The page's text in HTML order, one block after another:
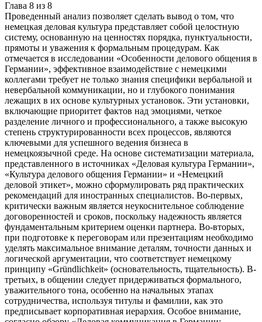
Глава 8 из 8
Проведенный анализ позволяет сделать вывод о том, что
немецкая деловая культура представляет собой целостную
систему, основанную на ценностях порядка, пунктуальности,
прямоты и уважения к формальным процедурам. Как
отмечается в исследовании «Особенности делового общения в
Германии», эффективное взаимодействие с немецкими
коллегами требует не только знания специфики вербальной и
невербальной коммуникации, но и глубокого понимания
лежащих в их основе культурных установок. Эти установки,
включающие приоритет фактов над эмоциями, четкое
разделение личного и профессионального, а также высокую
степень структурированности всех процессов, являются
ключевыми для успешного ведения бизнеса в
немецкоязычной среде. На основе систематизации материала,
представленного в источниках «Деловая культура Германии»,
«Культура делового общения Германии» и «Немецкий
деловой этикет», можно сформулировать ряд практических
рекомендаций для иностранных специалистов. Во-первых,
критически важным является неукоснительное соблюдение
договоренностей и сроков, поскольку надежность является
фундаментальным критерием оценки партнера. Во-вторых,
при подготовке к переговорам или презентациям необходимо
уделять максимальное внимание деталям, точности данных и
логической аргументации, что соответствует немецкому
принципу «Gründlichkeit» (основательность, тщательность). В-
третьих, в общении следует придерживаться формального,
уважительного тона, особенно на начальных этапах
сотрудничества, используя титулы и фамилии, как это
предписывает корпоративная иерархия. Особое внимание,